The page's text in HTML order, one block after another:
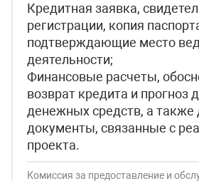
Кредитная заявка,
регистрации, копия
подтверждающие место
деятельности;
Финансовые расчеты,
возврат кредита и прогноз
денежных средств, а также
документы, связанные с
проекта.
Комиссия за предоставление и